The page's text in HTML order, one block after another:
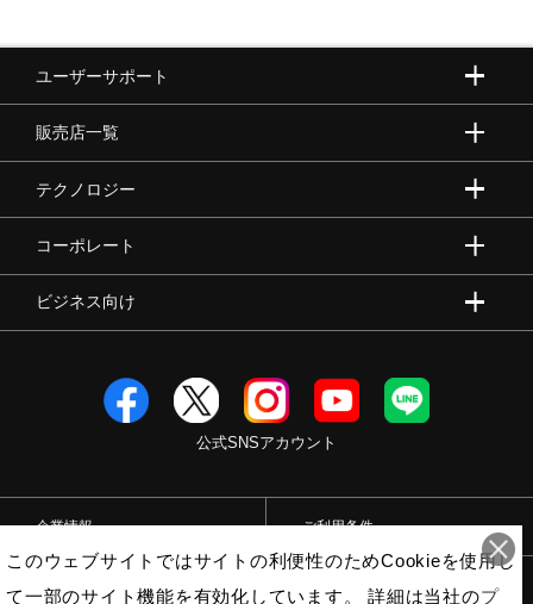
ユーザーサポート
販売店一覧
テクノロジー
コーポレート
ビジネス向け
公式SNSアカウント
企業情報 ご利用条件
このウェブサイトではサイトの利便性のためCookieを使用し
て一部のサイト機能を有効化しています。 詳細は当社のプ